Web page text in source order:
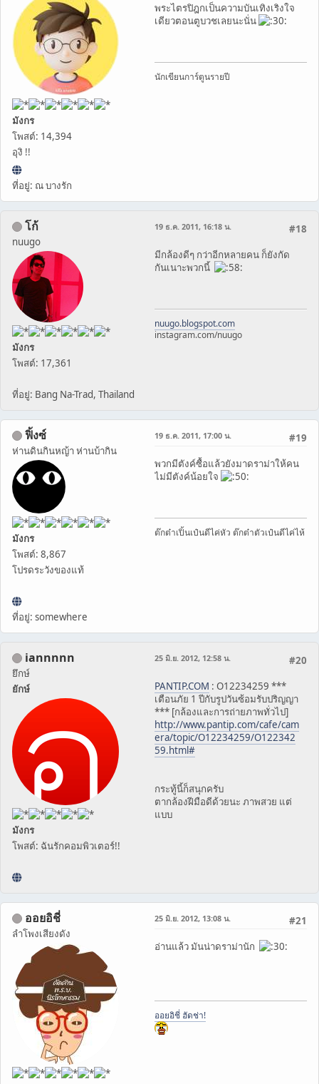
มังกร
โพสต์: 14,394
อุงิ !!
ที่อยู่: ณ บางรัก
พระไตรปิฎกเป็นความบันเทิงเริงใจ
เดียวตอนตูบวชเลยนะนั่น
นักเขียนการ์ตูนรายปี
โก้
nuugo
มังกร
โพสต์: 17,361
ที่อยู่: Bang Na-Trad, Thailand
#18
19 ธ.ค. 2011, 16:18 น.
มีกล้องดีๆ กว่าอีกหลายคน ก็ยังกัด
กันเนาะพวกนี้
nuugo.blogspot.com
instagram.com/nuugo
ฟิ้งซ์
ห่านดินกินหญ้า ห่านบ้ากิน
มังกร
โพสต์: 8,867
โปรดระวังของแท้
ที่อยู่: somewhere
#19
19 ธ.ค. 2011, 17:00 น.
พวกมีตังค์ซื้อแล้วยังมาดราม่าให้คน
ไม่มีตังค์น้อยใจ
ต๊กต๋าเปิ้นเป๋นดีไค่หัว ต๊กต๋าตัวเป๋นดีไค่ไห้
iannnnn
ยึกษ์
ยักษ์
มังกร
โพสต์: ฉันรักคอมพิวเตอร์!!
#20
25 มิ.ย. 2012, 12:58 น.
PANTIP.COM : O12234259 ***
เตือนภัย 1 ปีกับรูปวันซ้อมรับปริญญา
*** [กล้องและการถ่ายภาพทั่วไป]
http://www.pantip.com/cafe/cam
era/topic/O12234259/O122342
59.html#
กระทู้นี้ก็สนุกครับ
ตากล้องฝีมือดีด้วยนะ ภาพสวย แต่
แบบ
ออยอิชี่
ลำโพงเสียงดัง
#21
25 มิ.ย. 2012, 13:08 น.
อ่านแล้ว มันน่าดราม่านัก
ออยอิชี่ ฮัดช่า!